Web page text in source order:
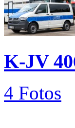
K-JV
4 Fotos